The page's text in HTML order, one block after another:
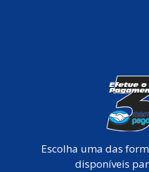
Escolha uma das
disponíveis